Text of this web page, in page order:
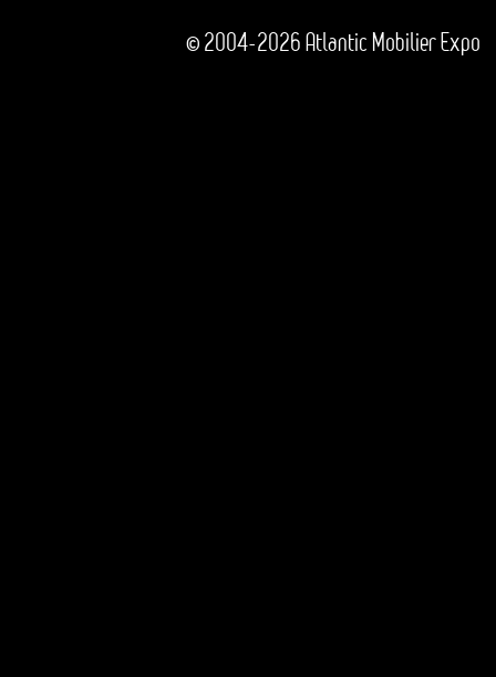
© 2004-2026 Atlantic Mobilier Expo